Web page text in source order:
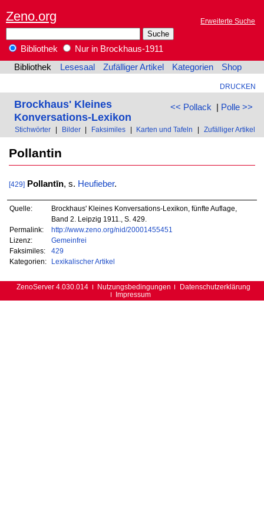
Zeno.org Erweiterte Suche
Bibliothek
Nur in Brockhaus-1911
Bibliothek
Lesesaal Zufälliger Artikel Kategorien Shop
DRUCKEN
<< Pollack | Polle >>
Brockhaus' Kleines
Konversations-Lexikon
Stichwörter Bilder Faksimiles Karten und Tafeln Zufälliger Artikel
Pollantin
[429] Pollantīn, s. Heufieber.
Quelle:
Brockhaus' Kleines Konversations-Lexikon, fünfte Auflage,
Band 2. Leipzig 1911., S. 429.
Permalink:
http://www.zeno.org/nid/20001455451
Lizenz:
Gemeinfrei
Faksimiles:
429
Kategorien:
Lexikalischer Artikel
ZenoServer 4.030.014 Nutzungsbedingungen
Datenschutzerklärung
Impressum